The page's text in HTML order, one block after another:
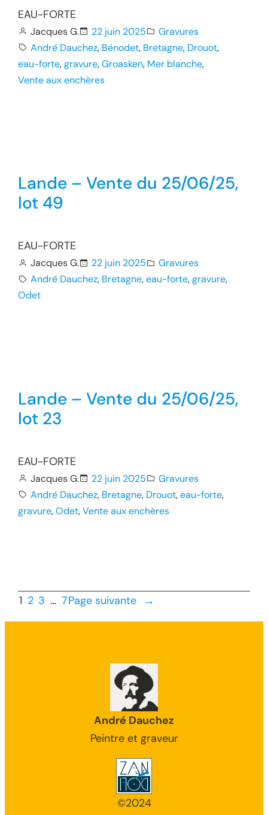
EAU-FORTE
Jacques G. 22 juin 2025
Gravures
André Dauchez, Bénodet, Bretagne, Drouot,
eau-forte, gravure, Groasken, Mer blanche,
Vente aux enchères
Lande – Vente du 25/06/25,
lot 49
EAU-FORTE
Jacques G. 22 juin 2025
Gravures
André Dauchez, Bretagne, eau-forte, gravure,
Odet
Lande – Vente du 25/06/25,
lot 23
EAU-FORTE
Jacques G. 22 juin 2025
Gravures
André Dauchez, Bretagne, Drouot, eau-forte,
gravure, Odet, Vente aux enchères
1 2 3 … 7Page suivante →
André Dauchez
Peintre et graveur
©2024